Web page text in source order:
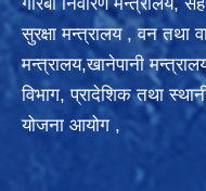
सुरक्षा मन्त्रालय , वन तथा
मन्त्रालय,खानेपानी
विभाग, प्रादेशिक तथा
योजना आयोग ,